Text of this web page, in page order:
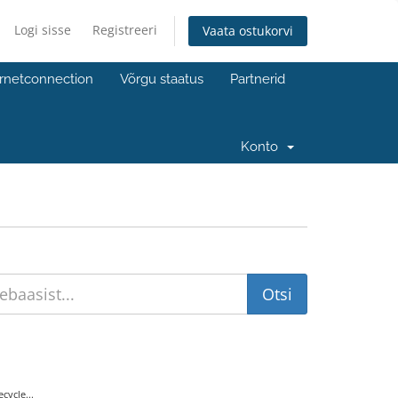
Logi sisse Registreeri Vaata ostukorvi
Võrgu staatus Partnerid
Konto